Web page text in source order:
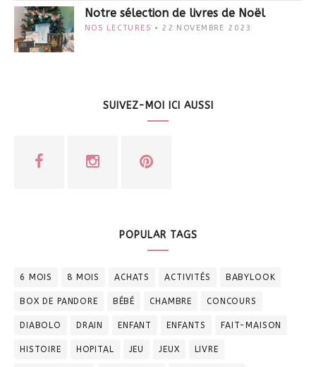
Notre sélection de livres de Noël
NOS LECTURES 22 NOVEMBRE 2023
SUIVEZ-MOI ICI AUSSI
POPULAR TAGS
6 MOIS 8 MOIS ACHATS ACTIVITÉS BABYLOOK
BOX DE PANDORE BÉBÉ CHAMBRE CONCOURS
DIABOLO DRAIN ENFANT ENFANTS FAIT-MAISON
HISTOIRE HOPITAL JEU JEUX LIVRE